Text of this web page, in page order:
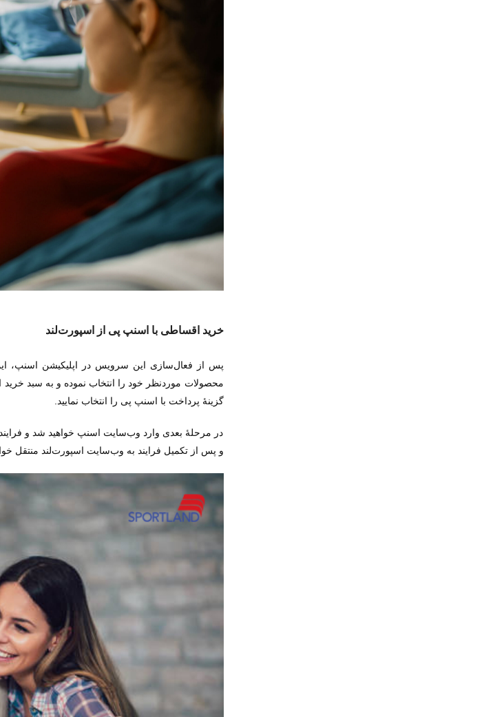
خرید اقساطی با اسنپ پی از اسپورت‌لند
پس از فعال‌سازی این سرویس در اپلیکیشن اسنپ،
محصولات موردنظر خود را انتخاب نموده و به سبد خرید
گزینۀ پرداخت با اسنپ پی را انتخاب نمایید.
در مرحلۀ بعدی وارد وب‌سایت اسنپ خواهید شد و
و پس از تکمیل فرایند به وب‌سایت اسپورت‌لند منتقل